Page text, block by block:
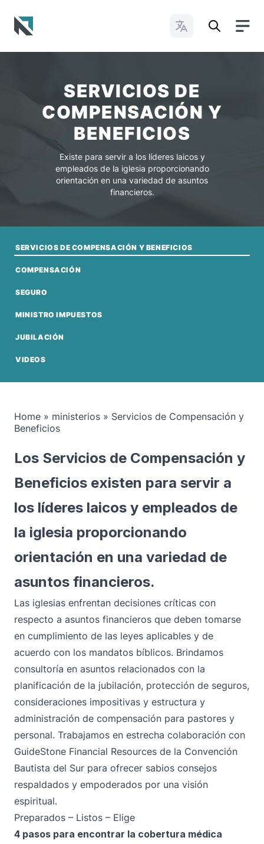
Cambiar idioma
SERVICIOS DE
COMPENSACIÓN Y
BENEFICIOS
Existe para servir a los líderes laicos y
empleados de la iglesia proporcionando
orientación en una variedad de asuntos
financieros.
SERVICIOS DE COMPENSACIÓN Y BENEFICIOS
COMPENSACIÓN
SEGURO
MINISTRO IMPUESTOS
JUBILACIÓN
VIDEOS
Home » ministerios » Servicios de Compensación y
Beneficios
Los Servicios de Compensación y
Beneficios existen para servir a
los líderes laicos y empleados de
la iglesia proporcionando
orientación en una variedad de
asuntos financieros.
Las iglesias enfrentan decisiones críticas con
respecto a asuntos financieros que deben tomarse
en cumplimiento de las leyes aplicables y de
acuerdo con los mandatos bíblicos. Brindamos
consultoría en asuntos relacionados con la
planificación de la jubilación, protección de seguros,
consideraciones impositivas y estructura y
administración de compensación para pastores y
personal. Trabajamos en estrecha colaboración con
GuideStone Financial Resources de la Convención
Bautista del Sur para ofrecer sabios consejos
respaldados y empoderados por una visión
espiritual.
Preparados – Listos – Elige
4 pasos para encontrar la cobertura médica